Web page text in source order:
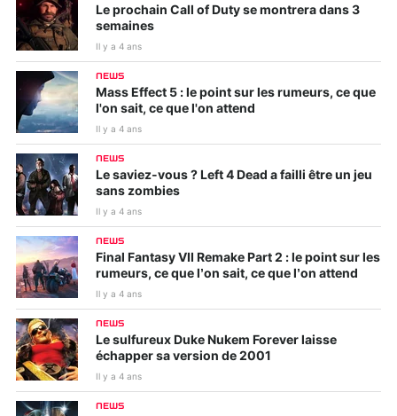
Le prochain Call of Duty se montrera dans 3
semaines
Il y a 4 ans
NEWS
Mass Effect 5 : le point sur les rumeurs, ce que
l'on sait, ce que l'on attend
Il y a 4 ans
NEWS
Le saviez-vous ? Left 4 Dead a failli être un jeu
sans zombies
Il y a 4 ans
NEWS
Final Fantasy VII Remake Part 2 : le point sur les
rumeurs, ce que l’on sait, ce que l’on attend
Il y a 4 ans
NEWS
Le sulfureux Duke Nukem Forever laisse
échapper sa version de 2001
Il y a 4 ans
NEWS